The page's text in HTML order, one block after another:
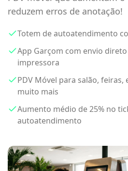
reduzem erros de anotação!
Totem de autoatendimento
App Garçom com envio direto
impressora
PDV Móvel para salão,
muito mais
Aumento médio de 25% no
autoatendimento